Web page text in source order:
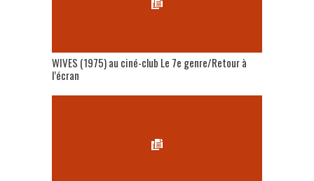
WIVES (1975) au ciné-club Le 7e genre/Retour à
l’écran